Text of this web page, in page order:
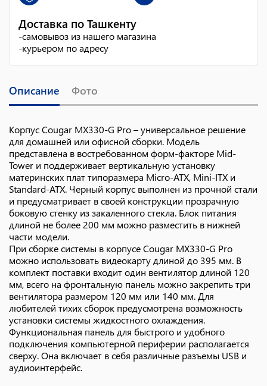
Доставка по Ташкенту
-самовывоз из нашего магазина
-курьером по адресу
Описание Фото
Корпус Cougar MX330-G Pro – универсальное решение
для домашней или офисной сборки. Модель
представлена в востребованном форм-факторе Mid-
Tower и поддерживает вертикальную установку
материнских плат типоразмера Micro-ATX, Mini-ITX и
Standard-ATX. Черный корпус выполнен из прочной стали
и предусматривает в своей конструкции прозрачную
боковую стенку из закаленного стекла. Блок питания
длиной не более 200 мм можно разместить в нижней
части модели.
При сборке системы в корпусе Cougar MX330-G Pro
можно использовать видеокарту длиной до 395 мм. В
комплект поставки входит один вентилятор длиной 120
мм, всего на фронтальную панель можно закрепить три
вентилятора размером 120 мм или 140 мм. Для
любителей тихих сборок предусмотрена возможность
установки системы жидкостного охлаждения.
Функциональная панель для быстрого и удобного
подключения компьютерной периферии располагается
сверху. Она включает в себя различные разъемы USB и
аудиоинтерфейс.